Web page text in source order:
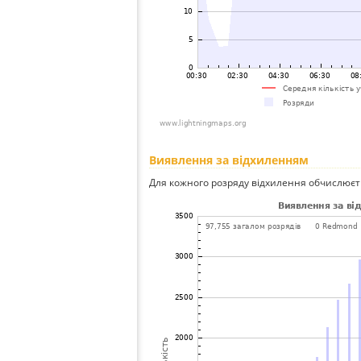
Виявлення за відхиленням
Для кожного розряду відхилення